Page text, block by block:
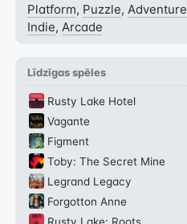
Platform, Puzzle, Adventure
Indie, Arcade
Līdzīgas spēles
Rusty Lake Hotel
Vagante
Figment
Toby: The Secret Mine
Legrand Legacy
Forgotton Anne